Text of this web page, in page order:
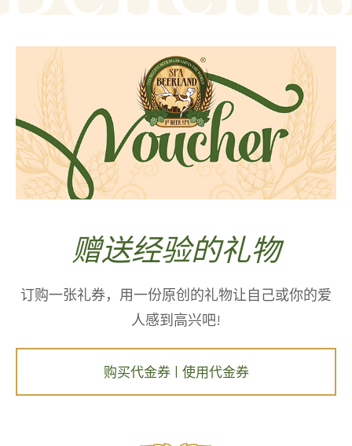
赠送经验的礼物
订购一张礼券，用一份原创的礼物让自己或你的爱
人感到高兴吧!
购买代金券 | 使用代金券